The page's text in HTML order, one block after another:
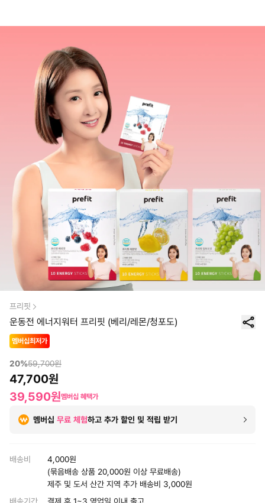
프리핏
운동전 에너지워터 프리핏 (베리/레몬/청포도)
멤버십최저가
20%59,700원
47,700원
39,590원멤버십 혜택가
멤버십 무료 체험하고 추가 할인 및 적립 받기
배송비
4,000원
(묶음배송 상품 20,000원 이상 무료배송)
제주 및 도서 산간 지역 추가 배송비 3,000원